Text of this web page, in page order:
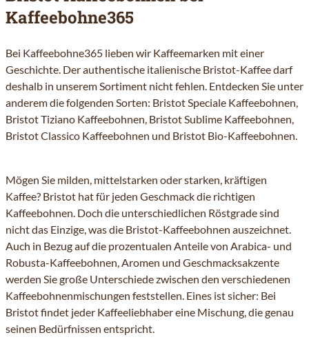
Kaffeebohne365
Bei Kaffeebohne365 lieben wir Kaffeemarken mit einer
Geschichte. Der authentische italienische Bristot-Kaffee darf
deshalb in unserem Sortiment nicht fehlen. Entdecken Sie unter
anderem die folgenden Sorten: Bristot Speciale Kaffeebohnen,
Bristot Tiziano Kaffeebohnen, Bristot Sublime Kaffeebohnen,
Bristot Classico Kaffeebohnen und Bristot Bio-Kaffeebohnen.
Mögen Sie milden, mittelstarken oder starken, kräftigen
Kaffee? Bristot hat für jeden Geschmack die richtigen
Kaffeebohnen. Doch die unterschiedlichen Röstgrade sind
nicht das Einzige, was die Bristot-Kaffeebohnen auszeichnet.
Auch in Bezug auf die prozentualen Anteile von Arabica- und
Robusta-Kaffeebohnen, Aromen und Geschmacksakzente
werden Sie große Unterschiede zwischen den verschiedenen
Kaffeebohnenmischungen feststellen. Eines ist sicher: Bei
Bristot findet jeder Kaffeeliebhaber eine Mischung, die genau
seinen Bedürfnissen entspricht.